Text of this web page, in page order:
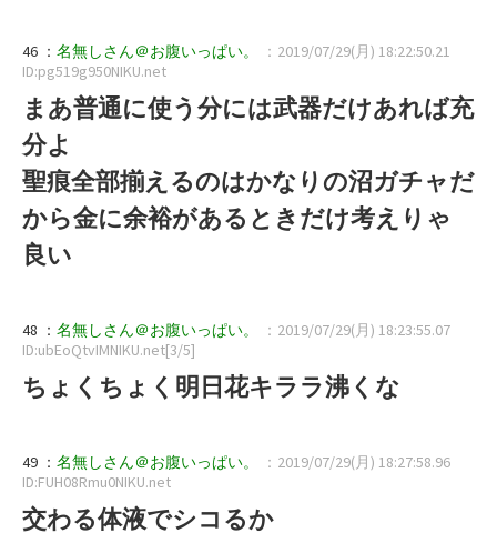
46 ： 名無しさん＠お腹いっぱい。
：2019/07/29(月) 18:22:50.21
ID:pg519g950NIKU.net
まあ普通に使う分には武器だけあれば充
分よ
聖痕全部揃えるのはかなりの沼ガチャだ
から金に余裕があるときだけ考えりゃ
良い
48 ： 名無しさん＠お腹いっぱい。
：2019/07/29(月) 18:23:55.07
ID:ubEoQtvIMNIKU.net[3/5]
ちょくちょく明日花キララ沸くな
49 ： 名無しさん＠お腹いっぱい。
：2019/07/29(月) 18:27:58.96
ID:FUH08Rmu0NIKU.net
交わる体液でシコるか